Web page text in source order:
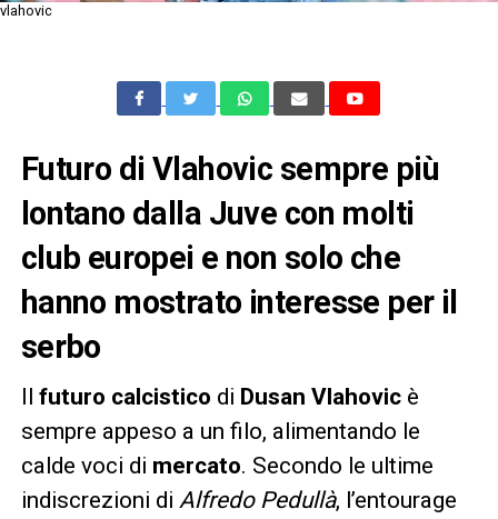
vlahovic
Futuro di Vlahovic sempre più
lontano dalla Juve con molti
club europei e non solo che
hanno mostrato interesse per il
serbo
Il futuro calcistico di Dusan Vlahovicè
sempre appeso a un filo, alimentando le
calde voci di mercato. Secondo le ultime
indiscrezioni di Alfredo Pedullà, l’entourage